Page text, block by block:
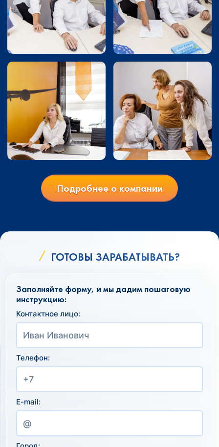
Подробнее о компании
ГОТОВЫ ЗАРАБАТЫВАТЬ?
Заполняйте форму, и мы дадим пошаговую
инструкцию:
Контактное лицо:
Телефон:
E-mail: